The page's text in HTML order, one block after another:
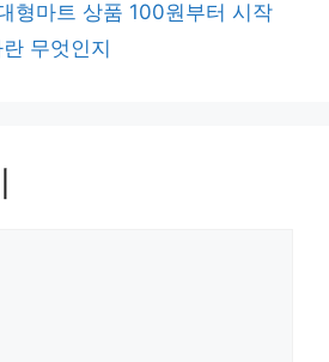
형마트 상품 100원부터 시작
무엇인지